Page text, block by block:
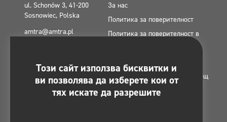
ul. Schonów 3, 41-200
Sosnowiec, Polska
amtra@amtra.pl
tel. +48 32 294 41 00
За нас
Политика за поверителност
Политика за поверителност в
Политика за бисквитки (ЕС)
Безвъзмездна финансова помощ
от европейски фондове
Този сайт използва бисквитки и
ви позволява да изберете кои от
тях искате да разрешите